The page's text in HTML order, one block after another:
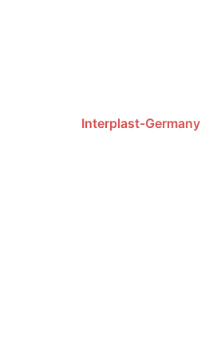
Interplast-Germany